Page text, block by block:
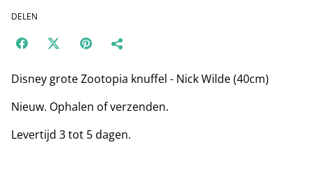
DELEN
Disney grote Zootopia knuffel - Nick Wilde (40cm)
Nieuw. Ophalen of verzenden.
Levertijd 3 tot 5 dagen.